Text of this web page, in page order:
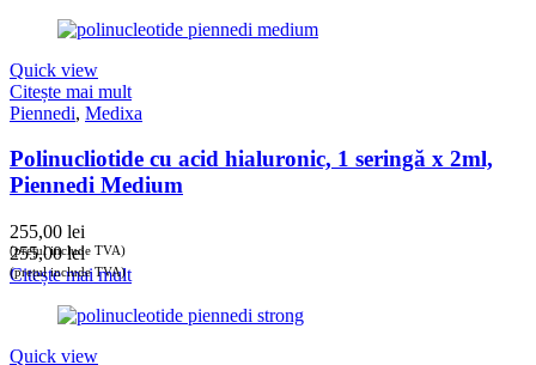
Quick view
Citește mai mult
Piennedi, Medixa
Polinucliotide cu acid hialuronic, 1 seringă x 2ml,
Piennedi Medium
255,00 lei
(prețul include TVA)
255,00lei
(prețul include TVA)
Citește mai mult
Quick view